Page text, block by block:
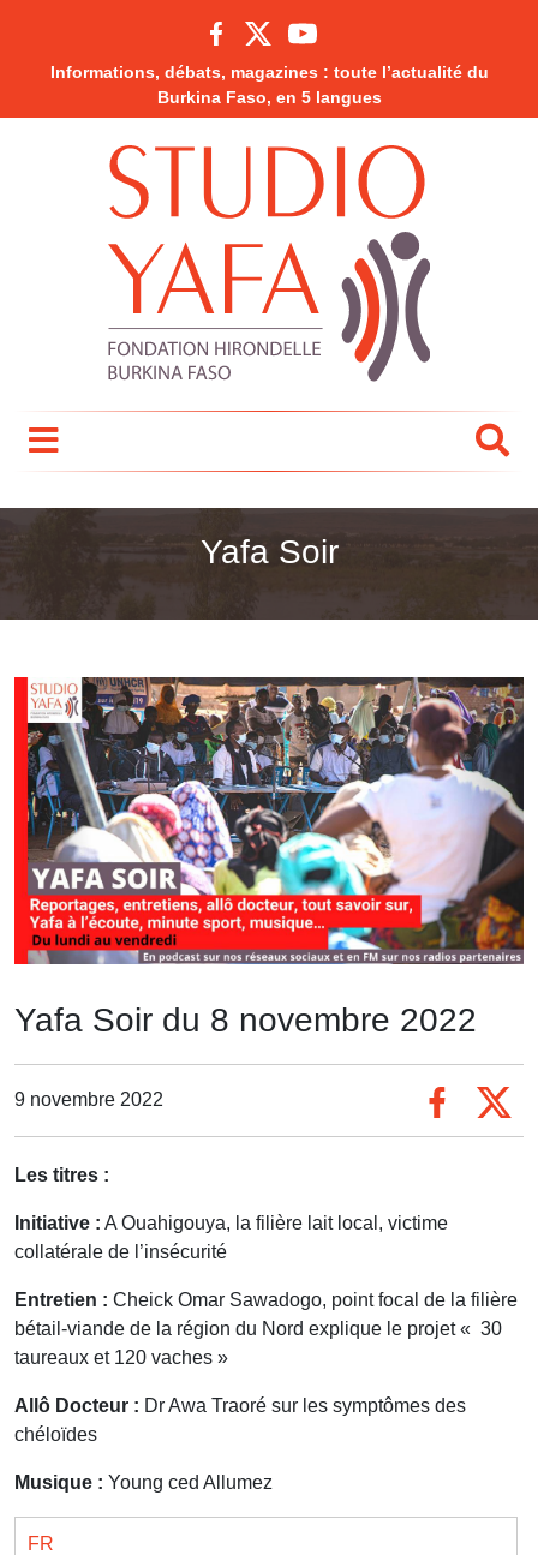
Informations, débats, magazines : toute l’actualité du
Burkina Faso, en 5 langues
Yafa Soir
Yafa Soir du 8 novembre 2022
9 novembre 2022
Les titres :
Initiative : A Ouahigouya, la filière lait local, victime
collatérale de l’insécurité
Entretien : Cheick Omar Sawadogo, point focal de la filière
bétail-viande de la région du Nord explique le projet « 30
taureaux et 120 vaches »
Allô Docteur : Dr Awa Traoré sur les symptômes des
chéloïdes
Musique : Young ced Allumez
FR